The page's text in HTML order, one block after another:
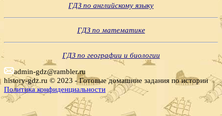
ГДЗ по английскому языку
ГДЗ по математике
ГДЗ по географии и биологии
admin-gdz@rambler.ru
history-gdz.ru © 2023 - Готовые домашние задания по истории
Политика конфиденциальности